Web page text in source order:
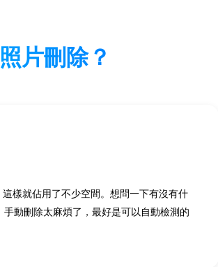
片刪除？
樣就佔用了不少空間。想問一下有沒有什
動刪除太麻煩了，最好是可以自動檢測的